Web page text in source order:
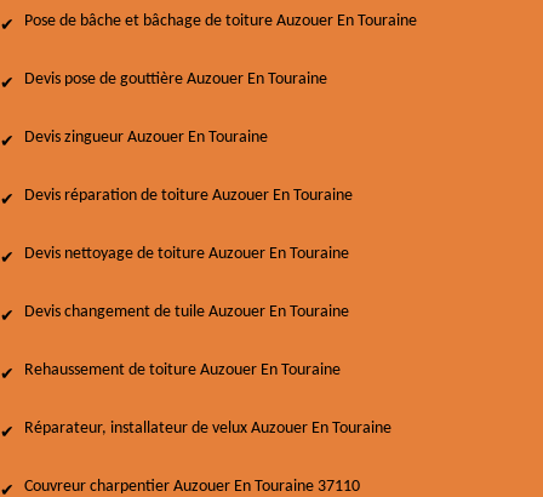
Pose de bâche et bâchage de toiture Auzouer En Touraine
Devis pose de gouttière Auzouer En Touraine
Devis zingueur Auzouer En Touraine
Devis réparation de toiture Auzouer En Touraine
Devis nettoyage de toiture Auzouer En Touraine
Devis changement de tuile Auzouer En Touraine
Rehaussement de toiture Auzouer En Touraine
Réparateur, installateur de velux Auzouer En Touraine
Couvreur charpentier Auzouer En Touraine 37110